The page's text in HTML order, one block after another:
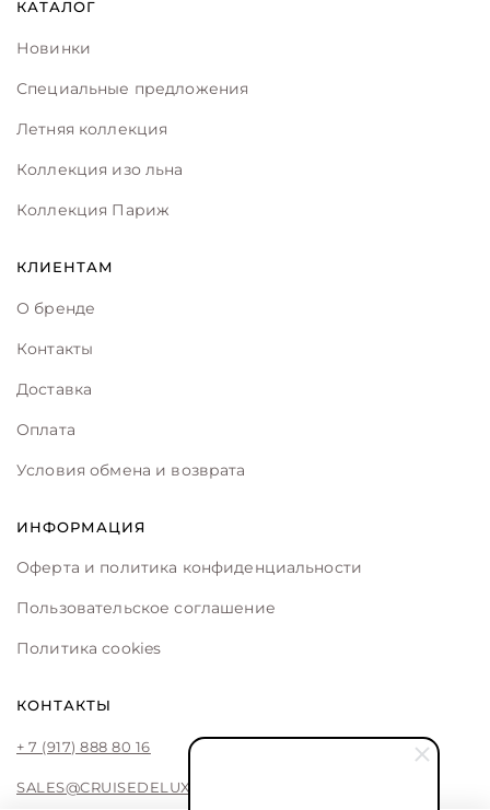
КАТАЛОГ
Новинки
Специальные предложения
Летняя коллекция
Коллекция изо льна
Коллекция Париж
КЛИЕНТАМ
О бренде
Контакты
Доставка
Оплата
Условия обмена и возврата
ИНФОРМАЦИЯ
Оферта и политика конфиденциальности
Пользовательское соглашение
Политика cookies
КОНТАКТЫ
+ 7 (917) 888 80 16
SALES@CRUISEDELUXE.STORE